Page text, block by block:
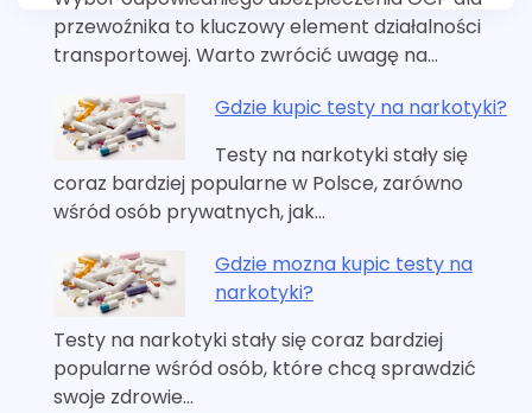
przewoźnika to kluczowy element działalności
transportowej. Warto zwrócić uwagę na…
Gdzie kupic testy na narkotyki?
Testy na narkotyki stały się
coraz bardziej popularne w Polsce, zarówno
wśród osób prywatnych, jak…
Gdzie mozna kupic testy na
narkotyki?
Testy na narkotyki stały się coraz bardziej
popularne wśród osób, które chcą sprawdzić
swoje zdrowie…